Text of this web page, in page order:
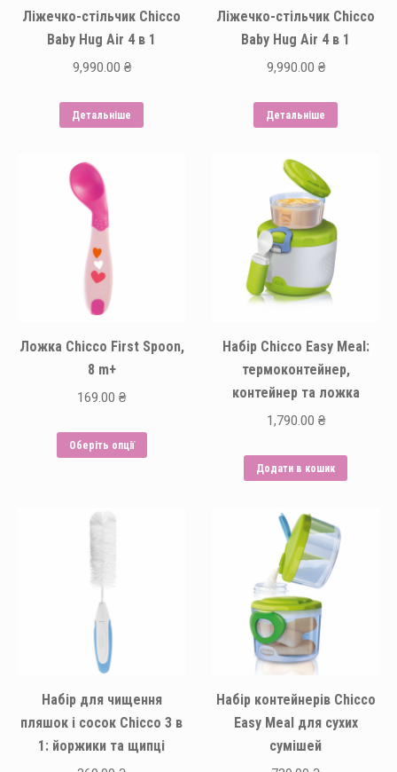
Ліжечко-стільчик Chicco
Baby Hug Air 4 в 1
9,990.00 ₴
Детальніше
Ліжечко-стільчик Chicco
Baby Hug Air 4 в 1
9,990.00 ₴
Детальніше
Ложка Chicco First Spoon,
8 m+
169.00 ₴
Оберіть опції
Набір Chicco Easy Meal:
термоконтейнер,
контейнер та ложка
1,790.00 ₴
Додати в кошик
Набір для чищення
пляшок і сосок Chicco 3 в
1: йоржики та щипці
Набір контейнерів Chicco
Easy Meal для сухих
сумішей